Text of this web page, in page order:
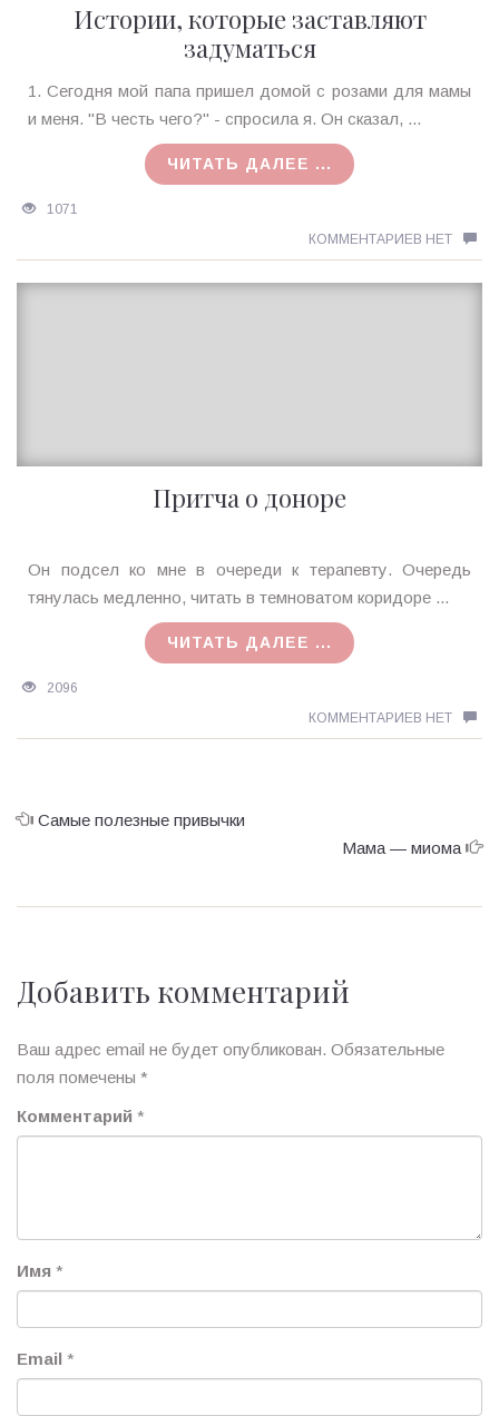
Истории, которые заставляют
задуматься
Ирина
MagicTantra
1. Сегодня мой папа пришел домой с розами для мамы
и меня. "В честь чего?" - спросила я. Он сказал, ...
ЧИТАТЬ ДАЛЕЕ ...
1071
КОММЕНТАРИЕВ НЕТ
Притча о доноре
Ирина
MagicTantra
Он подсел ко мне в очереди к терапевту. Очередь
тянулась медленно, читать в темноватом коридоре ...
ЧИТАТЬ ДАЛЕЕ ...
2096
КОММЕНТАРИЕВ НЕТ
Самые полезные привычки
Мама — миома
Добавить комментарий
Ваш адрес email не будет опубликован. Обязательные
поля помечены *
Комментарий *
Имя *
Email *